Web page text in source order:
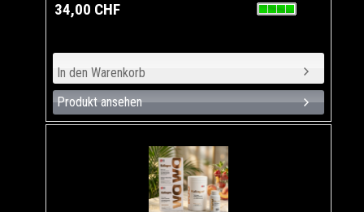
34,00 CHF
Produkt ansehen